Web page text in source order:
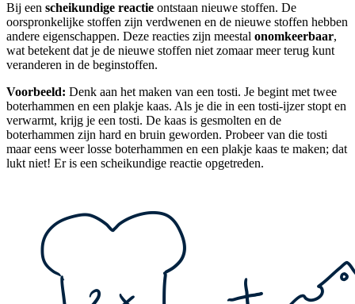
Bij een scheikundige reactie ontstaan nieuwe stoffen. De
oorspronkelijke stoffen zijn verdwenen en de nieuwe stoffen hebben
andere eigenschappen. Deze reacties zijn meestal onomkeerbaar,
wat betekent dat je de nieuwe stoffen niet zomaar meer terug kunt
veranderen in de beginstoffen.
Voorbeeld: Denk aan het maken van een tosti. Je begint met twee
boterhammen en een plakje kaas. Als je die in een tosti-ijzer stopt en
verwarmt, krijg je een tosti. De kaas is gesmolten en de
boterhammen zijn hard en bruin geworden. Probeer van die tosti
maar eens weer losse boterhammen en een plakje kaas te maken; dat
lukt niet! Er is een scheikundige reactie opgetreden.